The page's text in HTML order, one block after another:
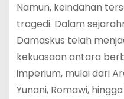
Namun, keindahan
tragedi. Dalam
Damaskus telah
kekuasaan antara
imperium, mulai dari
Yunani, Romawi,